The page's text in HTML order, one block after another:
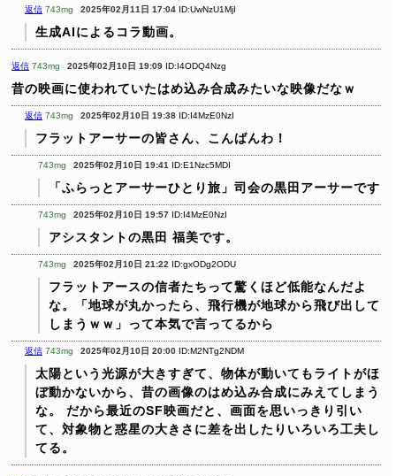
返信 743mg 2025年02月11日 17:04 ID:UwNzU1MjI
生成AIによるコラ動画。
返信 743mg 2025年02月10日 19:09 ID:I4ODQ4Nzg
昔の映画に使われていたはめ込み合成みたいな映像だなｗ
返信 743mg 2025年02月10日 19:38 ID:I4MzE0NzI
フラットアーサーの皆さん、こんばんわ！
743mg 2025年02月10日 19:41 ID:E1Nzc5MDI
「ふらっとアーサーひとり旅」司会の黒田アーサーです
743mg 2025年02月10日 19:57 ID:I4MzE0NzI
アシスタントの黒田 福美です。
743mg 2025年02月10日 21:22 ID:gxODg2ODU
フラットアースの信者たちって驚くほど低能なんだよ
な。「地球が丸かったら、飛行機が地球から飛び出して
しまうｗｗ」って本気で言ってるから
返信 743mg 2025年02月10日 20:00 ID:M2NTg2NDM
太陽という光源が大きすぎて、物体が動いてもライトがほ
ぼ動かないから、昔の画像のはめ込み合成にみえてしまう
な。
だから最近のSF映画だと、画面を思いっきり引い
て、対象物と惑星の大きさに差を出したりいろいろ工夫し
てる。